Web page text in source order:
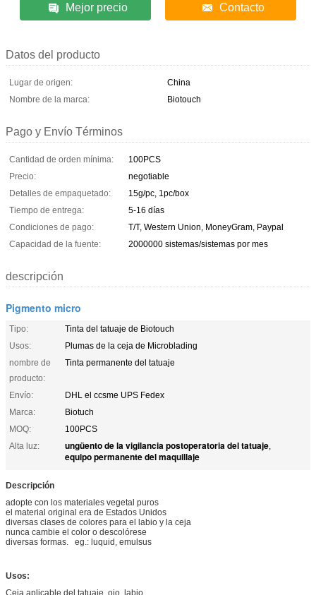
Mejor precio Contacto
Datos del producto
Lugar de origen:
China
Nombre de la marca:
Biotouch
Pago y Envío Términos
Cantidad de orden mínima:
100PCS
Precio:
negotiable
Detalles de empaquetado:
15g/pc, 1pc/box
Tiempo de entrega:
5-16 días
Condiciones de pago:
T/T, Western Union, MoneyGram, Paypal
Capacidad de la fuente:
2000000 sistemas/sistemas por mes
descripción
Pigmento micro
Tipo:
Tinta del tatuaje de Biotouch
Usos:
Plumas de la ceja de Microblading
nombre de
producto:
Tinta permanente del tatuaje
Envío:
DHL el ccsme UPS Fedex
Marca:
Biotuch
MOQ:
100PCS
Alta luz:
ungüento de la vigilancia postoperatoria del tatuaje,
equipo permanente del maquillaje
Descripción
adopte con los materiales vegetal puros
el material original era de Estados Unidos
diversas clases de colores para el labio y la ceja
nunca cambie el color o descolórese
diversas formas. eg.: luquid, emulsus
Usos:
Ceja aplicable del tatuaje, ojo, labio